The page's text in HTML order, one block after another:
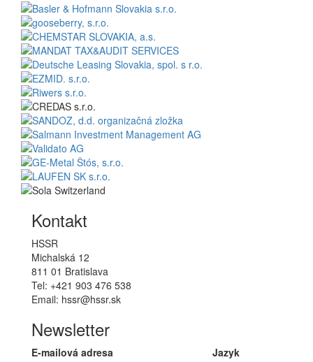
Kontakt
HSSR
Michalská 12
811 01 Bratislava
Tel: +421 903 476 538
Email: hssr@hssr.sk
Newsletter
E-mailová adresa Jazyk